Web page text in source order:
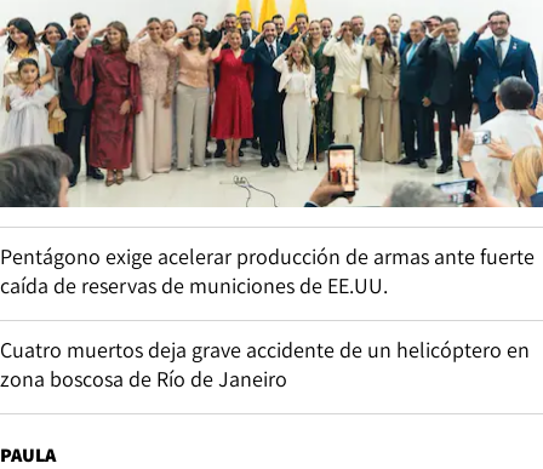
Pentágono exige acelerar producción de armas ante fuerte
caída de reservas de municiones de EE.UU.
Cuatro muertos deja grave accidente de un helicóptero en
zona boscosa de Río de Janeiro
PAULA